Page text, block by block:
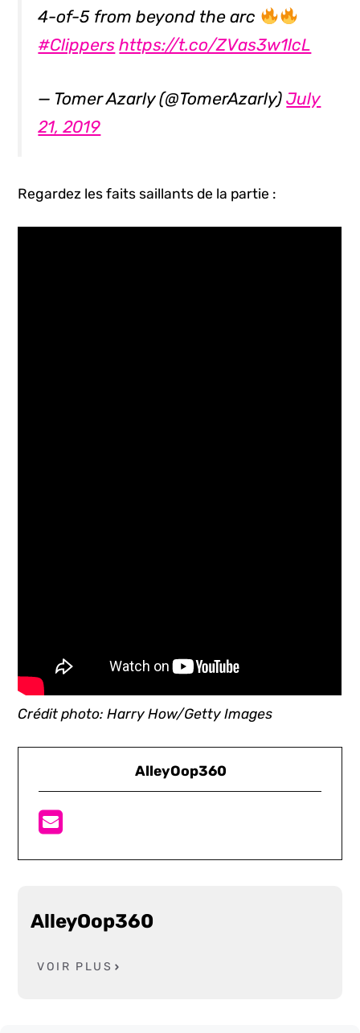
4-of-5 from beyond the arc
#Clippers https://t.co/ZVas3w1lcL
— Tomer Azarly (@TomerAzarly)July
21, 2019
Regardez les faits saillants de la partie :
Crédit photo: Harry How/Getty Images
AlleyOop360
AlleyOop360
VOIR PLUS